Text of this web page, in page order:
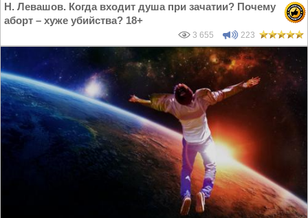
Н. Левашов. Когда входит душа при зачатии? Почему
аборт – хуже убийства? 18+
3 655 223